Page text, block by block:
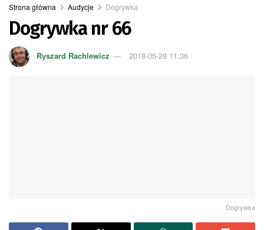
Strona główna Audycje Dogrywka
Dogrywka nr 66
Ryszard Rachlewicz 2018-05-28 11:36
Dogrywka